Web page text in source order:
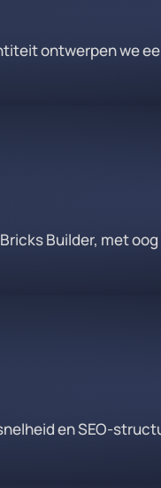
ontwerpen we
Builder, met
en SEO-